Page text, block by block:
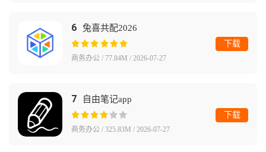
6 兔喜共配2026
商务办公 / 77.84M / 2026-07-27
下载
7 自由笔记app
商务办公 / 325.83M / 2026-07-27
下载